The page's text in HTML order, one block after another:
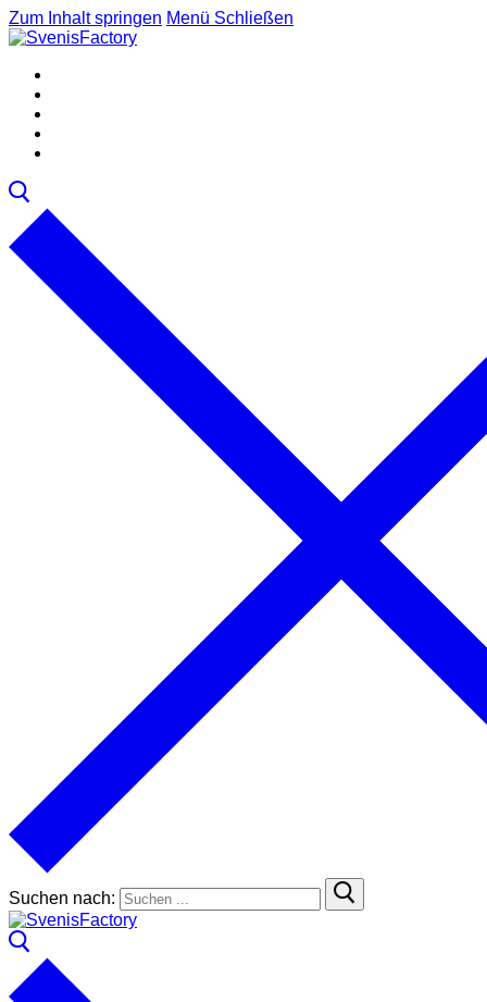
Zum Inhalt springen Menü Schließen
Suchen nach: